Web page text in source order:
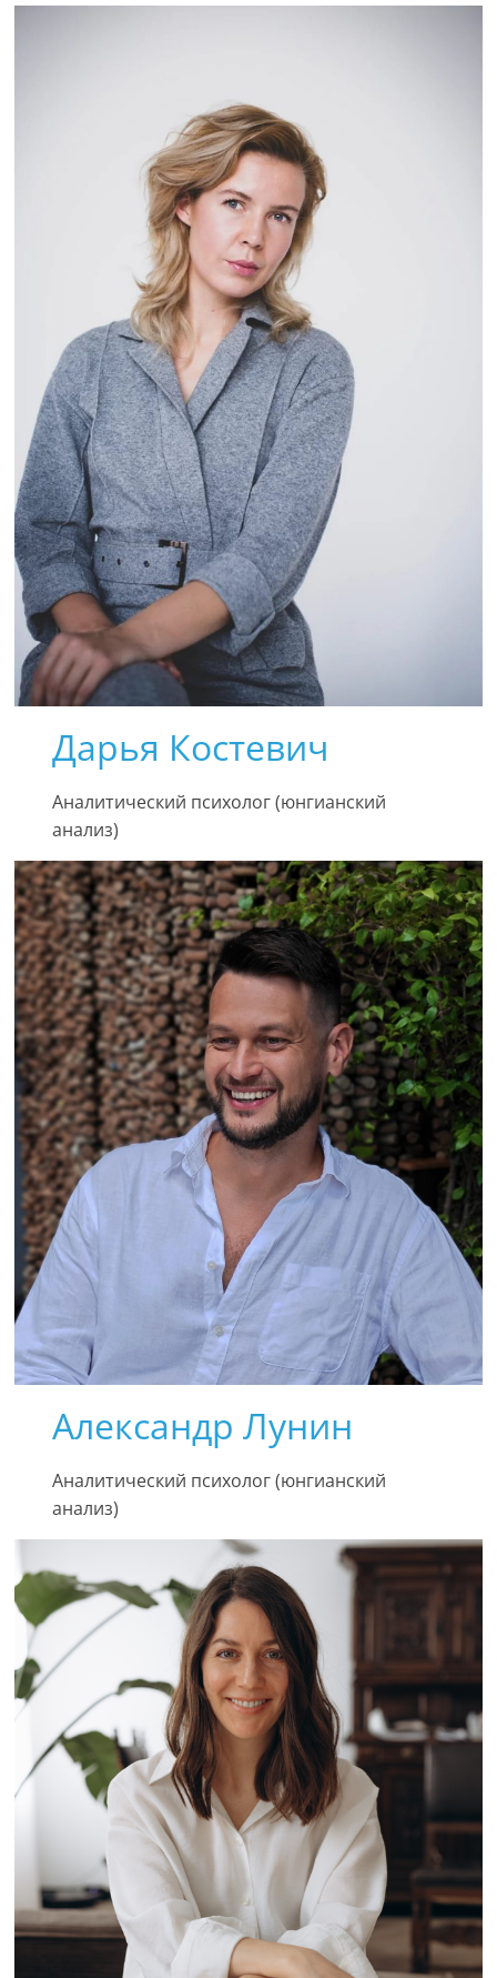
Дарья Костевич
Аналитический психолог (юнгианский
анализ)
Александр Лунин
Аналитический психолог (юнгианский
анализ)